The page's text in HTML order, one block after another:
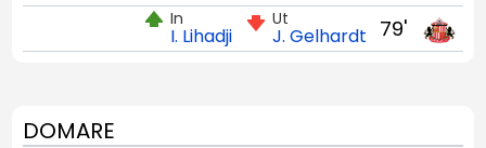
79'
Ut
J. Gelhardt
In
I. Lihadji
DOMARE